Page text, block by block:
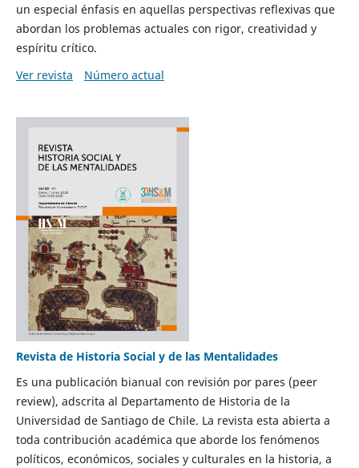
un especial énfasis en aquellas perspectivas reflexivas que
abordan los problemas actuales con rigor, creatividad y
espíritu crítico.
Ver revista
Número actual
Revista de Historia Social y de las Mentalidades
Es una publicación bianual con revisión por pares (peer
review), adscrita al Departamento de Historia de la
Universidad de Santiago de Chile. La revista esta abierta a
toda contribución académica que aborde los fenómenos
políticos, económicos, sociales y culturales en la historia, a